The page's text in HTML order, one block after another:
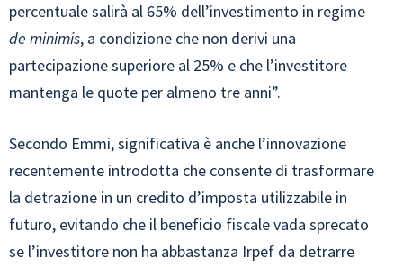
percentuale salirà al 65% dell’investimento in regime
de minimis, a condizione che non derivi una
partecipazione superiore al 25% e che l’investitore
mantenga le quote per almeno tre anni”.
Secondo Emmi, significativa è anche l’innovazione
recentemente introdotta che consente di trasformare
la detrazione in un credito d’imposta utilizzabile in
futuro, evitando che il beneficio fiscale vada sprecato
se l’investitore non ha abbastanza Irpef da detrarre